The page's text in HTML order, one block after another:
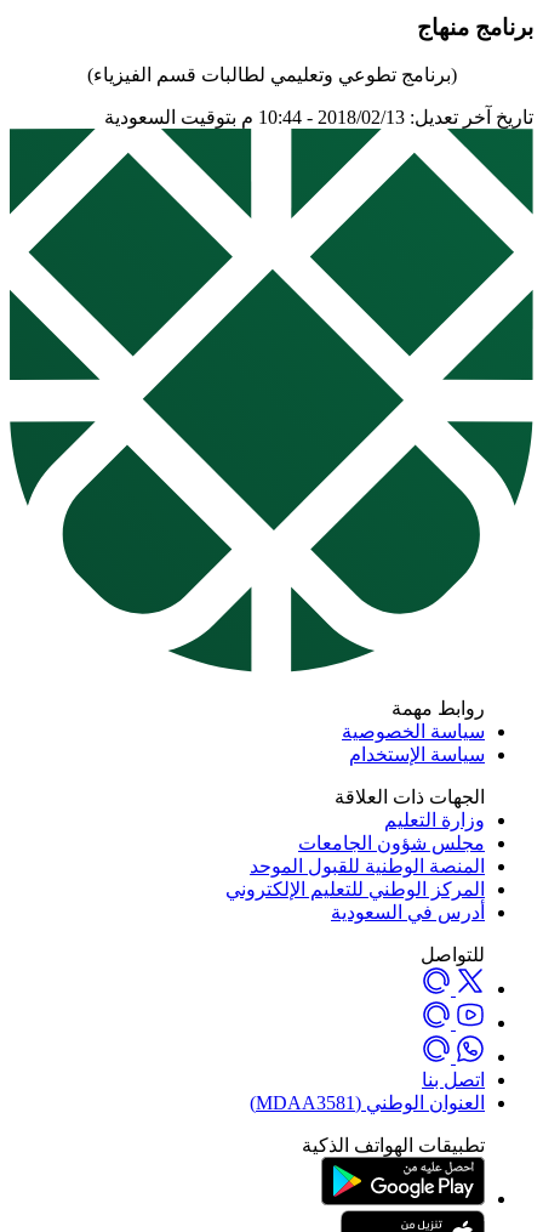
برنامج منهاج
(برنامج تطوعي وتعليمي لطالبات قسم الفيزياء)
تاريخ آخر تعديل: 2018/02/13 - 10:44 م بتوقيت السعودية
روابط مهمة
سياسة الخصوصية
سياسة الإستخدام
الجهات ذات العلاقة
وزارة التعليم
مجلس شؤون الجامعات
المنصة الوطنية للقبول الموحد
المركز الوطني للتعليم الإلكتروني
أدرس في السعودية
للتواصل
اتصل بنا
العنوان الوطني (MDAA3581)
تطبيقات الهواتف الذكية